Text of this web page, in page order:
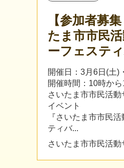
【参加者募
たま市市民
ーフェステ
開催日：3月6日(土)
開催時間：10時か
さいたま市市民活
イベント
『さいたま市市民
ティバ...
さいたま市市民活